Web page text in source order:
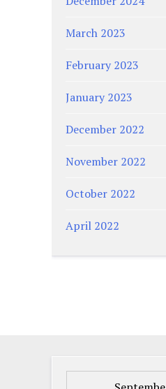
March 2023
February 2023
January 2023
December 2022
November 2022
October 2022
April 2022